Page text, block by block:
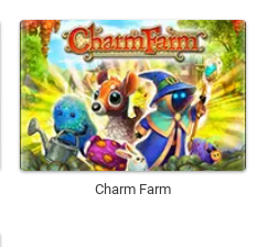
Charm Farm